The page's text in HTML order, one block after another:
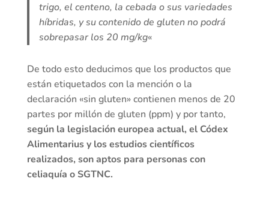
trigo, el centeno, la cebada o sus variedades
híbridas, y su contenido de gluten no podrá
sobrepasar los 20 mg/kg«
De todo esto deducimos que los productos que
están etiquetados con la mención o la
declaración «sin gluten» contienen menos de 20
partes por millón de gluten (ppm) y por tanto,
según la legislación europea actual, el Códex
Alimentarius y los estudios científicos
realizados, son aptos para personas con
celiaquía o SGTNC.